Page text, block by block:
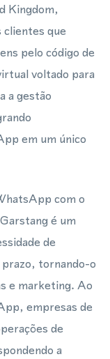
Kingdom,
clientes que
pelo código de
voltado para
a gestão
em um único
com o
é um
de
tornando-o
e marketing. Ao
empresas de
de
a